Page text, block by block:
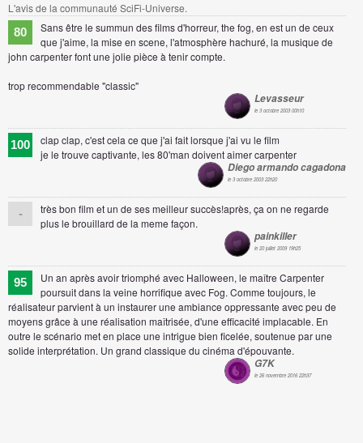
L'avis de la communauté SciFi-Universe.
80
Sans être le summun des films d'horreur, the fog, en est un de ceux
que j'aime, la mise en scene, l'atmosphère hachuré, la musique de
john carpenter font une jolie pièce à tenir compte.
trop recommendable "classic"
Levasseur
le 3 octobre 2003 00h10
100
clap clap, c'est cela ce que j'ai fait lorsque j'ai vu le film
je le trouve captivante, les 80'man doivent aimer carpenter
Diego armando cagadona
le 3 octobre 2003 22h20
-
très bon film et un de ses meilleur succès!après, ça on ne regarde
plus le brouillard de la meme façon.
painkiller
le 20 juillet 2009 19h25
95
Un an après avoir triomphé avec Halloween, le maître Carpenter
poursuit dans la veine horrifique avec Fog. Comme toujours, le
réalisateur parvient à un instaurer une ambiance oppressante avec peu de
moyens grâce à une réalisation maîtrisée, d'une efficacité implacable. En
outre le scénario met en place une intrigue bien ficelée, soutenue par une
solide interprétation. Un grand classique du cinéma d'épouvante.
G7K
le 26 novembre 2016 22h37